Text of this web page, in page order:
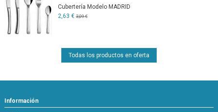
Cubertería Modelo MADRID
2,63 € 3,09 €
Todas los productos en oferta
Información